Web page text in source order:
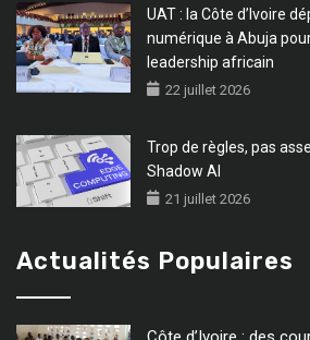
UAT : la Côte d’Ivoire
numérique à Abuja
leadership africain
22 juillet 2026
Trop de règles, pas
Shadow AI
21 juillet 2026
Actualités Populaires